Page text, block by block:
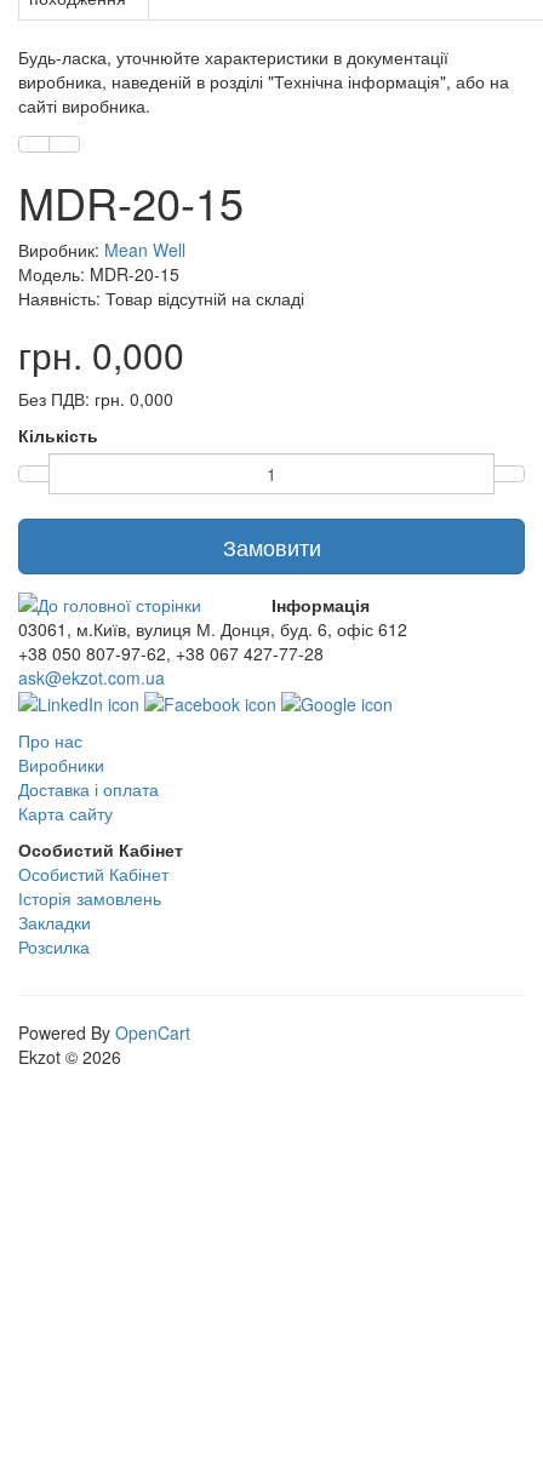
Будь-ласка, уточнюйте характеристики в документації
виробника, наведеній в розділі "Технічна інформація", або на
сайті виробника.
MDR-20-15
Виробник: Mean Well
Модель: MDR-20-15
Наявність: Товар відсутній на складі
грн. 0,000
Без ПДВ: грн. 0,000
Кількість
Замовити
03061, м.Київ, вулиця М. Донця, буд. 6, офіс 612
+38 050 807-97-62, +38 067 427-77-28
ask@ekzot.com.ua
Інформація
Про нас
Виробники
Доставка і оплата
Карта сайту
Особистий Кабінет
Особистий Кабінет
Історія замовлень
Закладки
Розсилка
Powered By OpenCart
Ekzot © 2026